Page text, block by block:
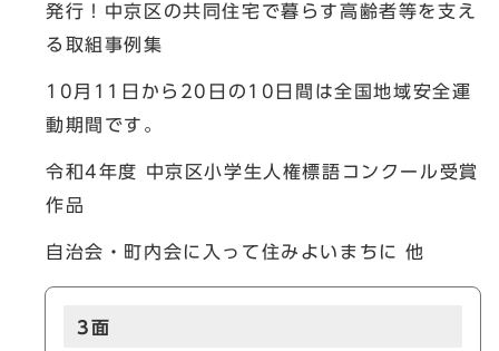
発行！中京区の共同住宅で暮らす高齢者等を支え
る取組事例集
10月11日から20日の10日間は全国地域安全運
動期間です。
令和4年度 中京区小学生人権標語コンクール受賞
作品
自治会・町内会に入って住みよいまちに 他
3面